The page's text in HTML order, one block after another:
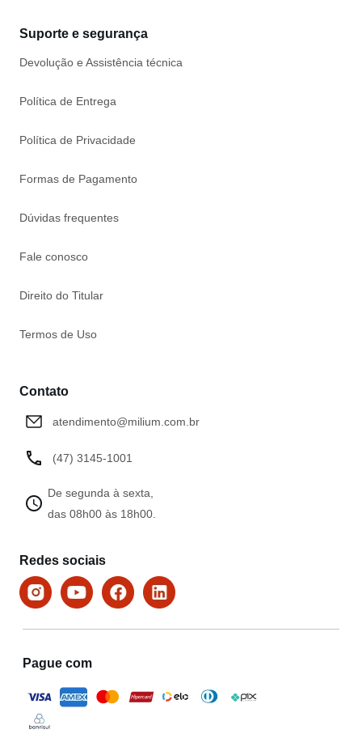
Suporte e segurança
Devolução e Assistência técnica
Política de Entrega
Política de Privacidade
Formas de Pagamento
Dúvidas frequentes
Fale conosco
Direito do Titular
Termos de Uso
Contato
atendimento@milium.com.br
(47) 3145-1001
De segunda à sexta,
das 08h00 às 18h00.
Redes sociais
Pague com